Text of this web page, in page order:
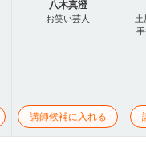
八木真澄
お笑い芸人
講師候補に入れる
土